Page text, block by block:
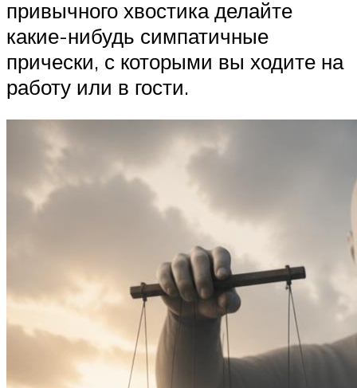
привычного хвостика делайте
какие-нибудь симпатичные
прически, с которыми вы ходите на
работу или в гости.